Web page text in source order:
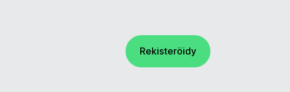
Rekisteröidy